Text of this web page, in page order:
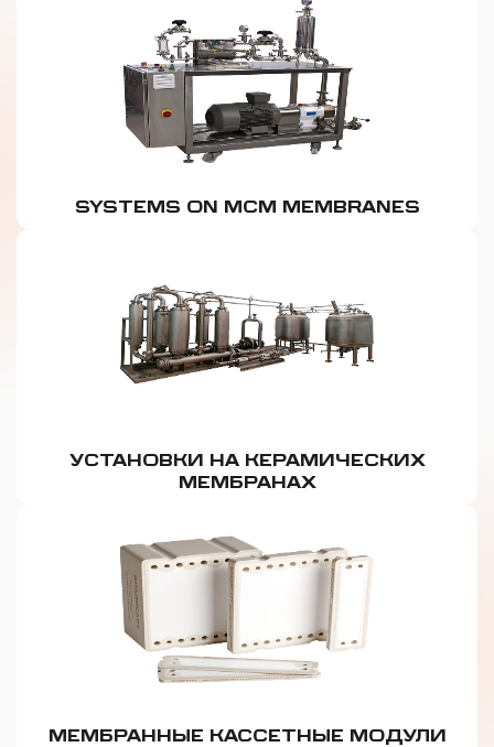
SYSTEMS ON MCM MEMBRANES
УСТАНОВКИ НА КЕРАМИЧЕСКИХ
МЕМБРАНАХ
МЕМБРАННЫЕ КАССЕТНЫЕ МОДУЛИ